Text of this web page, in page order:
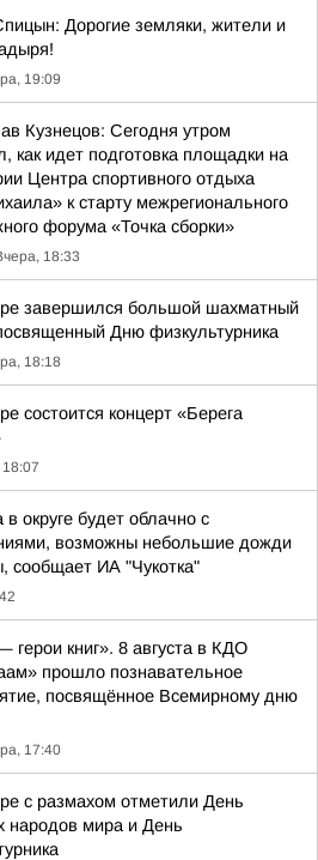
Дорогие земляки, жители и
19:09
Кузнецов: Сегодня утром
как идет подготовка площадки на
Центра спортивного отдыха
к старту межрегионального
форума «Точка сборки»
18:33
завершился большой шахматный
Дню физкультурника
18:18
состоится концерт «Берега
в округе будет облачно с
возможны небольшие дожди
сообщает ИА "Чукотка"
герои книг». 8 августа в КДО
прошло познавательное
посвящённое Всемирному дню
17:40
с размахом отметили День
народов мира и День